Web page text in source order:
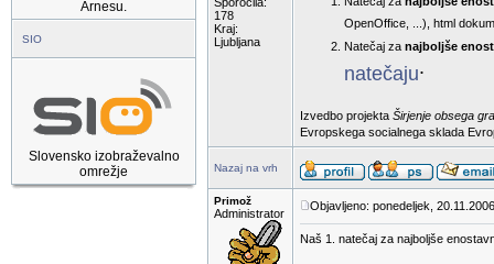
Arnesu.
SIO
Slovensko izobraževalno
omrežje
178
Kraj:
Ljubljana
OpenOffice, ...), html
Natečaj za najboljše
natečaju.
Izvedbo projekta Širjenje obsega
Evropskega socialnega sklada
Nazaj na vrh
Primož
Administrator
Objavljeno: ponedeljek,
Naš 1. natečaj za najboljše